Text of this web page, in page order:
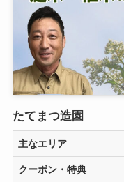
たてまつ造園
主なエリア
クーポン・特典